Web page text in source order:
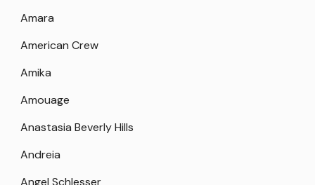
Amara
American Crew
Amika
Amouage
Anastasia Beverly Hills
Andreia
Angel Schlesser